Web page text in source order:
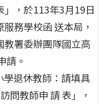
」，於113年3月19日
服務學校函 送本局，
教署委辦團隊國立高
請。
學退休教師：請填具
問教師申 請 表」，